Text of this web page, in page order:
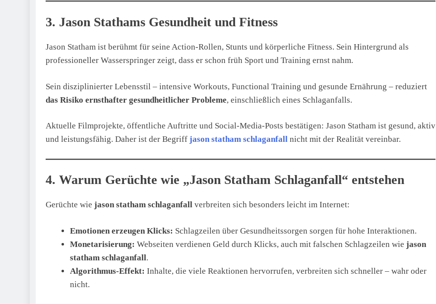
3. Jason Stathams Gesundheit und Fitness
Jason Statham ist berühmt für seine Action-Rollen, Stunts und körperliche Fitness. Sein Hintergrund als
professioneller Wasserspringer zeigt, dass er schon früh Sport und Training ernst nahm.
Sein disziplinierter Lebensstil – intensive Workouts, Functional Training und gesunde Ernährung – reduziert
das Risiko ernsthafter gesundheitlicher Probleme, einschließlich eines Schlaganfalls.
Aktuelle Filmprojekte, öffentliche Auftritte und Social-Media-Posts bestätigen: Jason Statham ist gesund, aktiv
und leistungsfähig. Daher ist der Begriff jason statham schlaganfall nicht mit der Realität vereinbar.
4. Warum Gerüchte wie „Jason Statham Schlaganfall“ entstehen
Gerüchte wie jason statham schlaganfall verbreiten sich besonders leicht im Internet:
Emotionen erzeugen Klicks: Schlagzeilen über Gesundheitssorgen sorgen für hohe Interaktionen.
Monetarisierung: Webseiten verdienen Geld durch Klicks, auch mit falschen Schlagzeilen wie jason
statham schlaganfall.
Algorithmus-Effekt: Inhalte, die viele Reaktionen hervorrufen, verbreiten sich schneller – wahr oder
nicht.